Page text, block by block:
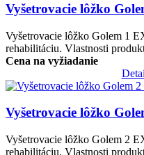
Vyšetrovacie lôžko
Vyšetrovacie lôžko Golem 1
rehabilitáciu. Vlastnosti
Cena na vyžiadanie
Obrázok
Vyšetrovacie lôžko
Vyšetrovacie lôžko Golem 2
rehabilitáciu. Vlastnosti